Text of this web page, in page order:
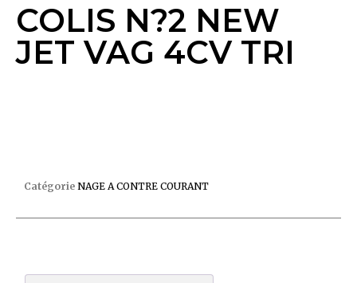
COLIS N?2 NEW
JET VAG 4CV TRI
Catégorie NAGE A CONTRE COURANT